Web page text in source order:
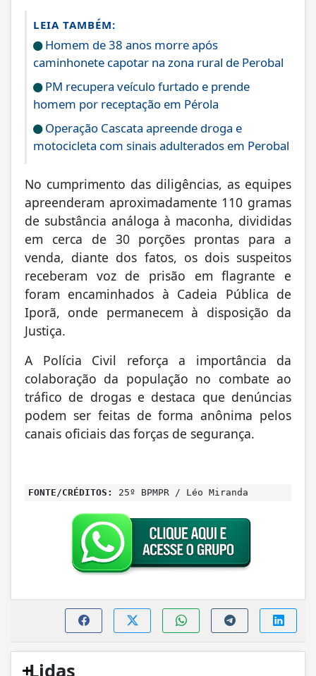
LEIA TAMBÉM:
Homem de 38 anos morre após
caminhonete capotar na zona rural de Perobal
PM recupera veículo furtado e prende
homem por receptação em Pérola
Operação Cascata apreende droga e
motocicleta com sinais adulterados em Perobal
No cumprimento das diligências, as equipes
apreenderam aproximadamente 110 gramas
de substância análoga à maconha, divididas
em cerca de 30 porções prontas para a
venda, diante dos fatos, os dois suspeitos
receberam voz de prisão em flagrante e
foram encaminhados à Cadeia Pública de
Iporã, onde permanecem à disposição da
Justiça.
A Polícia Civil reforça a importância da
colaboração da população no combate ao
tráfico de drogas e destaca que denúncias
podem ser feitas de forma anônima pelos
canais oficiais das forças de segurança.
FONTE/CRÉDITOS: 25º BPMPR / Léo Miranda
+
Lidas